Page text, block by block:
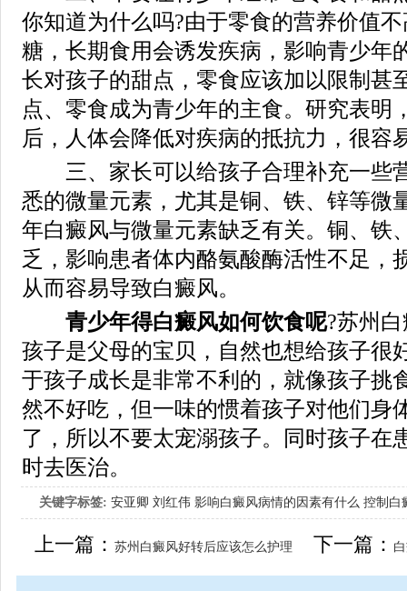
你知道为什么吗?由于零食的营养价值
糖，长期食用会诱发疾病，影响青少年
长对孩子的甜点，零食应该加以限制甚
点、零食成为青少年的主食。研究表明
后，人体会降低对疾病的抵抗力，很容
三、家长可以给孩子合理补充一些
悉的微量元素，尤其是铜、铁、锌等微
年白癜风与微量元素缺乏有关。铜、铁
乏，影响患者体内酪氨酸酶活性不足，
从而容易导致白癜风。
青少年得白癜风如何饮食呢?苏州
孩子是父母的宝贝，自然也想给孩子很
于孩子成长是非常不利的，就像孩子挑
然不好吃，但一味的惯着孩子对他们身
了，所以不要太宠溺孩子。同时孩子在
时去医治。
关键字标签: 安亚卿 刘红伟 影响白癜风病情的因素有什么 控制白
女生应该如何治疗呢
上一篇：苏州白癜风好转后应该怎么护理 下一篇：